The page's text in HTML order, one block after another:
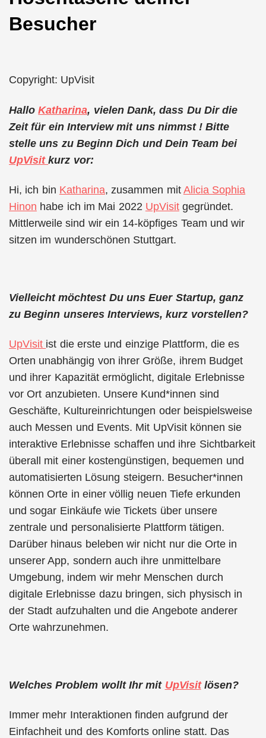
Besucher
Copyright: UpVisit
HalloKatharina, vielen Dank, dass Du Dir die
Zeit für ein Interview mit uns nimmst ! Bitte
stelle uns zu Beginn Dich und Dein Team bei
UpVisitkurz vor:
Hi, ich bin Katharina, zusammen mit Alicia Sophia
Hinon habe ich im Mai 2022 UpVisitgegründet.
Mittlerweile sind wir ein 14-köpfiges Team und wir
sitzen im wunderschönen Stuttgart.
Vielleicht möchtest Du uns Euer Startup, ganz
zu Beginn unseres Interviews, kurz vorstellen?
UpVisit ist die erste und einzige Plattform, die es
Orten unabhängig von ihrer Größe, ihrem Budget
und ihrer Kapazität ermöglicht, digitale Erlebnisse
vor Ort anzubieten. Unsere Kund*innen sind
Geschäfte, Kultureinrichtungen oder beispielsweise
auch Messen und Events. Mit UpVisit können sie
interaktive Erlebnisse schaffen und ihre Sichtbarkeit
überall mit einer kostengünstigen, bequemen und
automatisierten Lösung steigern. Besucher*innen
können Orte in einer völlig neuen Tiefe erkunden
und sogar Einkäufe wie Tickets über unsere
zentrale und personalisierte Plattform tätigen.
Darüber hinaus beleben wir nicht nur die Orte in
unserer App, sondern auch ihre unmittelbare
Umgebung, indem wir mehr Menschen durch
digitale Erlebnisse dazu bringen, sich physisch in
der Stadt aufzuhalten und die Angebote anderer
Orte wahrzunehmen.
Welches Problem wollt Ihr mit UpVisitlösen?
Immer mehr Interaktionen finden aufgrund der
Einfachheit und des Komforts online statt. Das